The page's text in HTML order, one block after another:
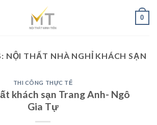
0
NỘI THẤT NHÀ NGHỈ KHÁCH SẠN
THI CÔNG THỰC TẾ
khách sạn Trang Anh- Ngô
Gia Tự